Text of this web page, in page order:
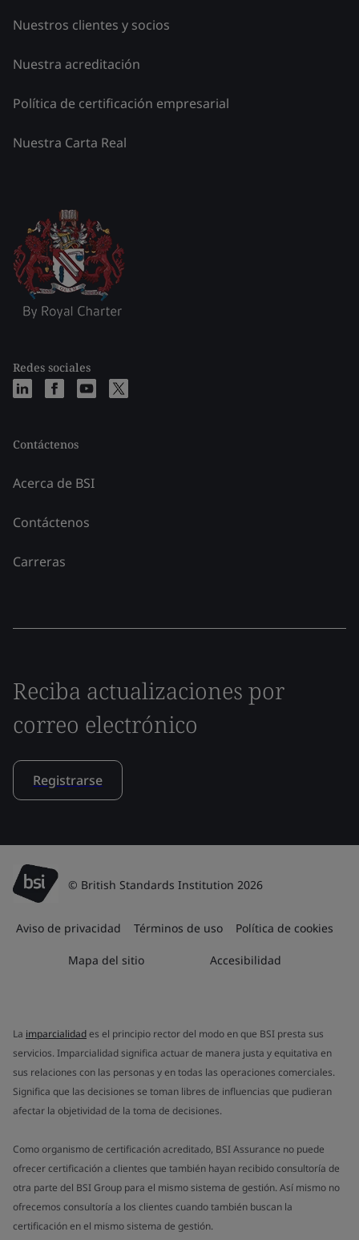
Nuestros clientes y socios
Nuestra acreditación
Política de certificación empresarial
Nuestra Carta Real
Redes sociales
Contáctenos
Acerca de BSI
Contáctenos
Carreras
Reciba actualizaciones por
correo electrónico
Registrarse
© British Standards Institution 2026
Aviso de privacidad Términos de uso Política de cookies
Mapa del sitio Accesibilidad
La imparcialidades el principio rector del modo en que BSI presta sus
servicios. Imparcialidad significa actuar de manera justa y equitativa en
sus relaciones con las personas y en todas las operaciones comerciales.
Significa que las decisiones se toman libres de influencias que pudieran
afectar la objetividad de la toma de decisiones.
Como organismo de certificación acreditado, BSI Assurance no puede
ofrecer certificación a clientes que también hayan recibido consultoría de
otra parte del BSI Group para el mismo sistema de gestión. Así mismo no
ofrecemos consultoría a los clientes cuando también buscan la
certificación en el mismo sistema de gestión.